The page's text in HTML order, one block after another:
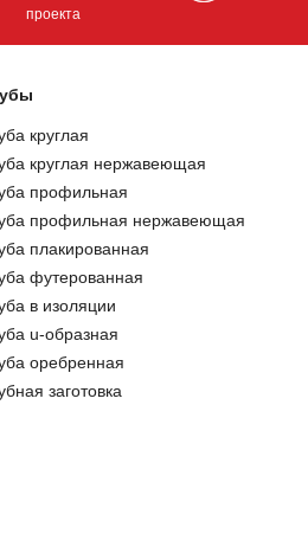
проекта
круглая
круглая нержавеющая
профильная
профильная нержавеющая
плакированная
футерованная
в изоляции
u-образная
оребренная
заготовка